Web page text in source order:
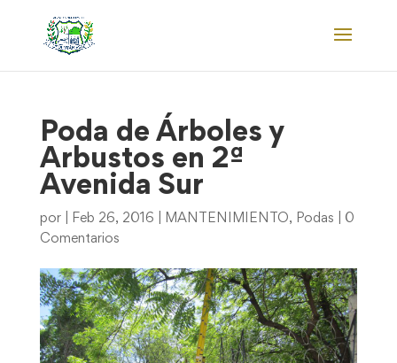
Poda de Árboles y
Arbustos en 2ª
Avenida Sur
por Feb 26, 2016 MANTENIMIENTO, Podas
0
Comentarios